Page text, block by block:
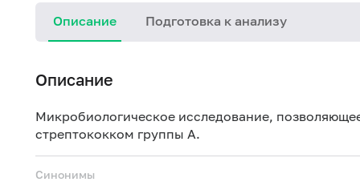
Описание Подготовка к анализу
Описание
Микробиологическое исследование,
стрептококком группы А.
Синонимы